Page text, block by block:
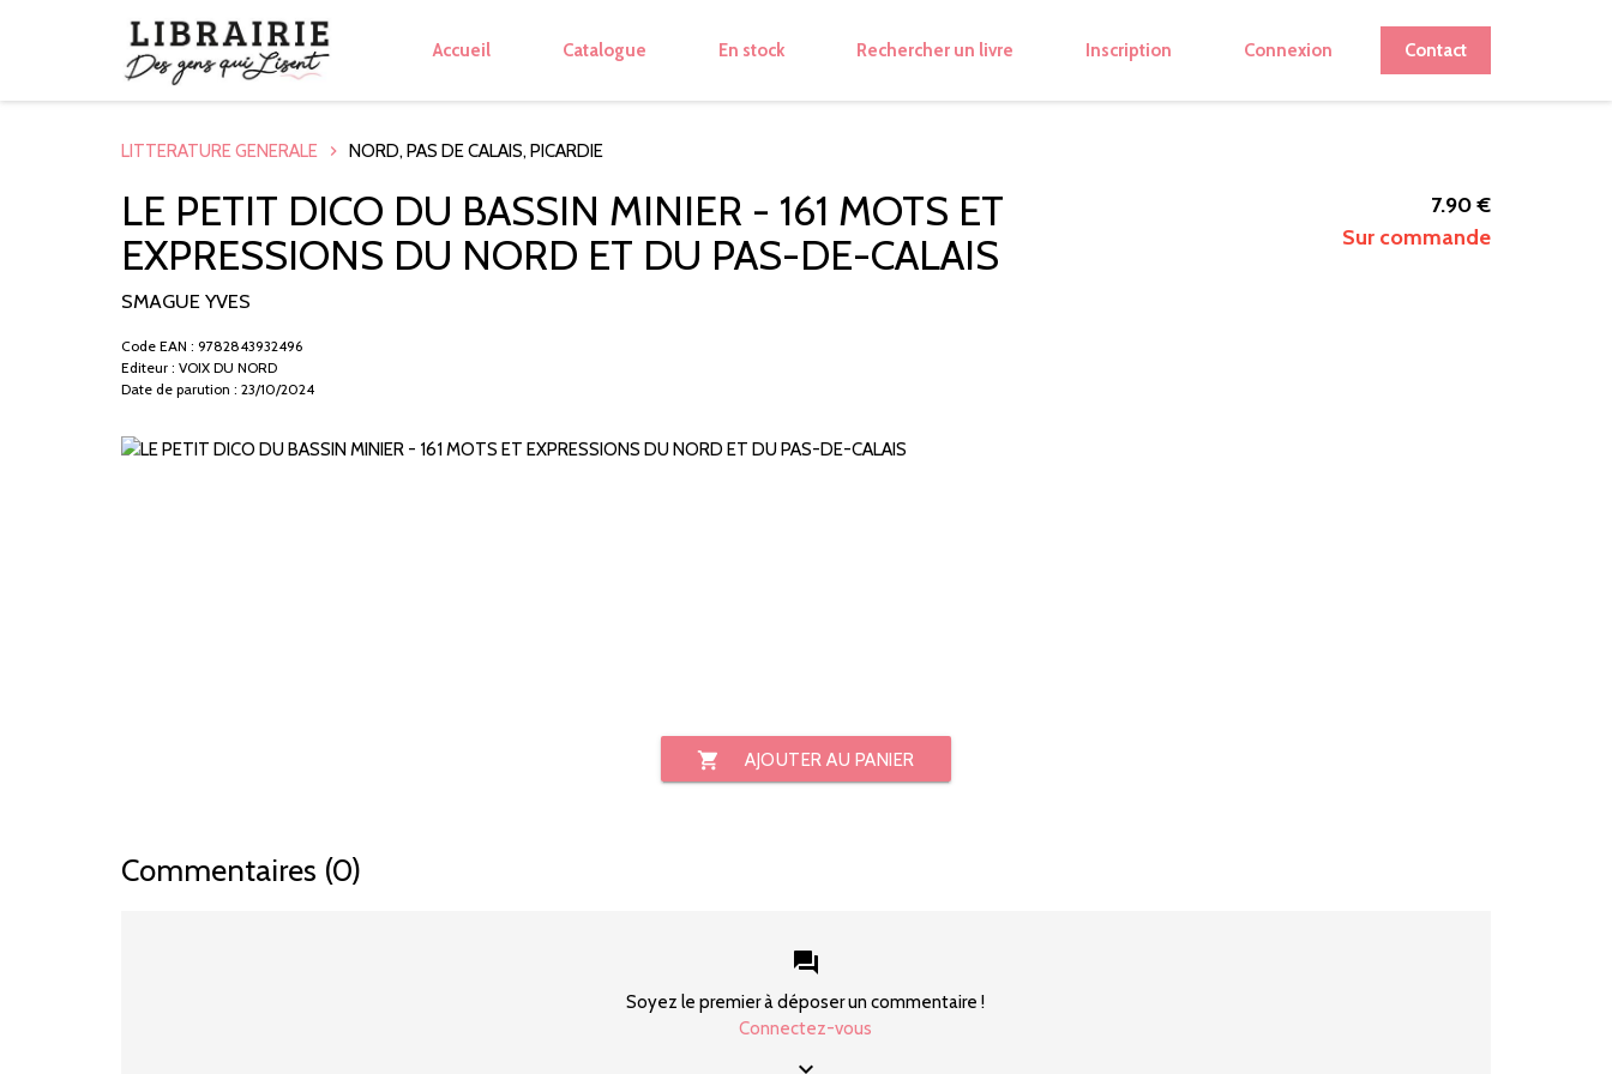
Accueil Catalogue En stock Rechercher un livre Inscription Connexion Contact
LITTERATURE GENERALE NORD, PAS DE CALAIS, PICARDIE
LE PETIT DICO DU BASSIN MINIER - 161 MOTS ET
EXPRESSIONS DU NORD ET DU PAS-DE-CALAIS
SMAGUE YVES
7.90 €
Sur commande
Code EAN : 9782843932496
Editeur : VOIX DU NORD
Date de parution : 23/10/2024
shopping_cart AJOUTER AU PANIER
Commentaires (0)
forum
Soyez le premier à déposer un commentaire !
Connectez-vous